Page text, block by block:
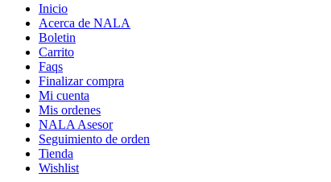
Inicio
Acerca de NALA
Boletin
Carrito
Faqs
Finalizar compra
Mi cuenta
Mis ordenes
NALA Asesor
Seguimiento de orden
Tienda
Wishlist